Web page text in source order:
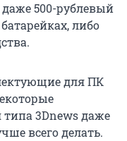
даже 500-рублевый
либо
для ПК
3Dnews даже
всего делать.